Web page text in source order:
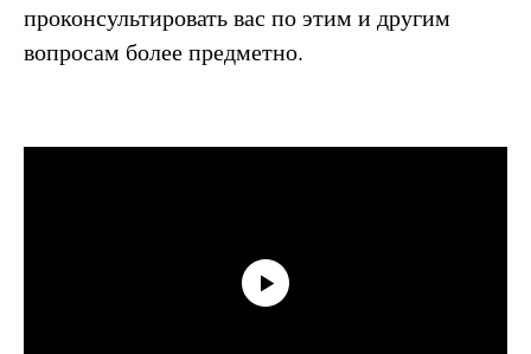
проконсультировать вас по этим и другим
вопросам более предметно.